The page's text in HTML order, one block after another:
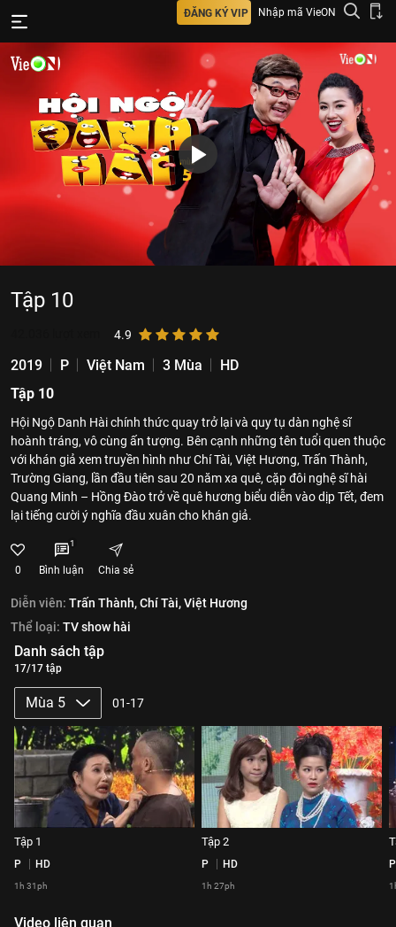
ĐĂNG KÝ VIP Nhập mã VieON
Tập 10
4.9
2019 P Việt Nam 3 Mùa
HD
Tập 10
Hội Ngộ Danh Hài chính thức quay trở lại và quy tụ dàn nghệ sĩ
hoành tráng, vô cùng ấn tượng. Bên cạnh những tên tuổi quen thuộc
với khán giả xem truyền hình như Chí Tài, Việt Hương, Trấn Thành,
Trường Giang, lần đầu tiên sau 20 năm xa quê, cặp đôi nghệ sĩ hài
Quang Minh – Hồng Đào trở về quê hương biểu diễn vào dịp Tết, đem
lại tiếng cười ý nghĩa đầu xuân cho khán giả.
0
1
Bình luận Chia sẻ
Diễn viên: Trấn Thành,Chí Tài,Việt Hương
Thể loại: TV show hài
Danh sách tập
17/17 tập
Mùa 5 01-17
Tập 1
P HD
1h 31ph
Tập 2
P HD
1h 27ph
P
Video liên quan